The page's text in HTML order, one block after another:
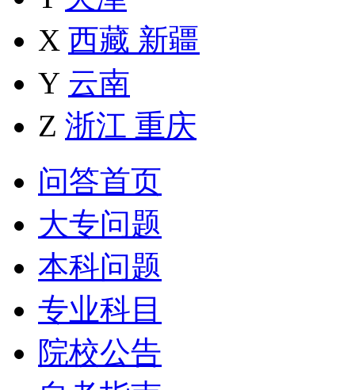
X 西藏 新疆
Y 云南
Z 浙江 重庆
问答首页
大专问题
本科问题
专业科目
院校公告